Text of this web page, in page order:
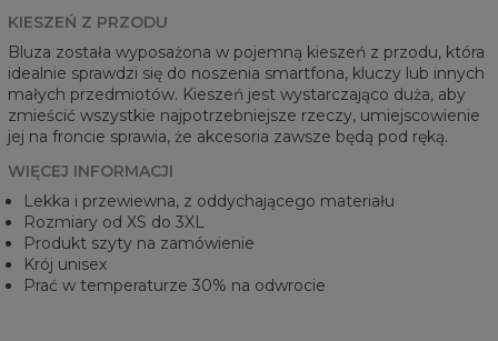
KIESZEŃ Z PRZODU
Bluza została wyposażona w pojemną kieszeń z przodu, która
idealnie sprawdzi się do noszenia smartfona, kluczy lub innych
małych przedmiotów. Kieszeń jest wystarczająco duża, aby
zmieścić wszystkie najpotrzebniejsze rzeczy, umiejscowienie
jej na froncie sprawia, że akcesoria zawsze będą pod ręką.
WIĘCEJ INFORMACJI
Lekka i przewiewna, z oddychającego materiału
Rozmiary od XS do 3XL
Produkt szyty na zamówienie
Krój unisex
Prać w temperaturze 30% na odwrocie